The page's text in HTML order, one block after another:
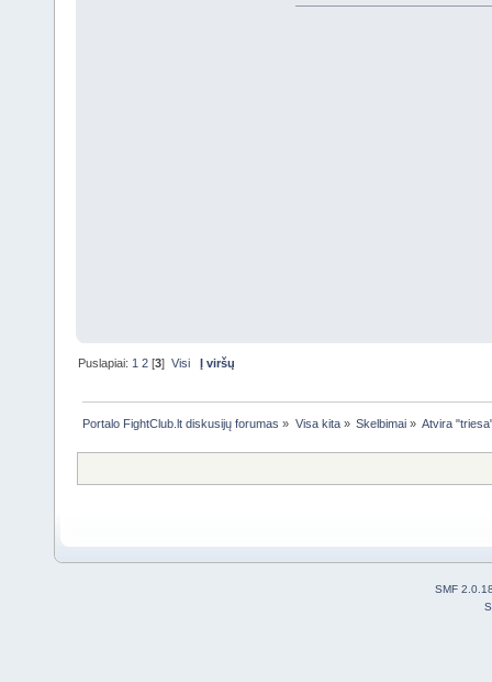
Puslapiai: 1 2 [3]Visi Į viršų
Portalo FightClub.lt diskusijų forumas » Visa kita» Skelbimai» Atvira
SMF